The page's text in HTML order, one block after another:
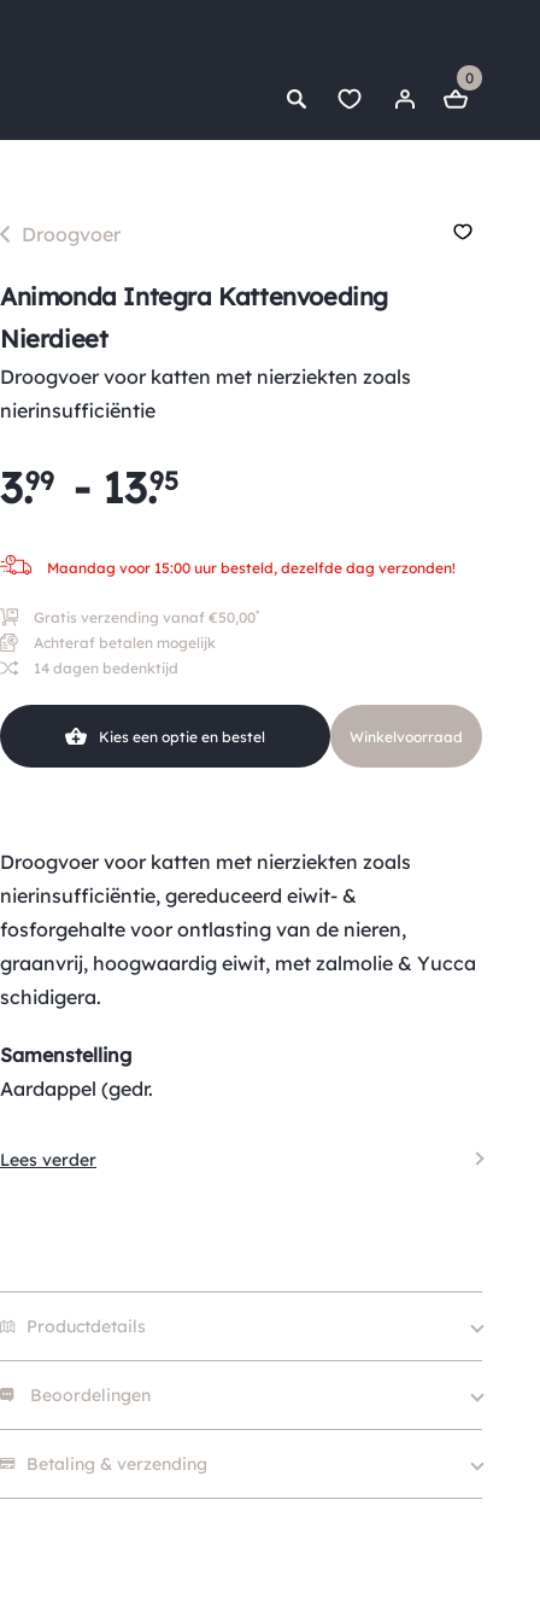
0
Droogvoer
Animonda Integra Kattenvoeding
Nierdieet
Droogvoer voor katten met nierziekten zoals
nierinsufficiëntie
3.
99 - 13.
95
Maandag voor 15:00 uur besteld, dezelfde dag verzonden!
Gratis verzending vanaf €50,00*
Achteraf betalen mogelijk
14 dagen bedenktijd
Kies een optie en bestel Winkelvoorraad
Droogvoer voor katten met nierziekten zoals
nierinsufficiëntie, gereduceerd eiwit- &
fosforgehalte voor ontlasting van de nieren,
graanvrij, hoogwaardig eiwit, met zalmolie & Yucca
schidigera.
Samenstelling
Aardappel (gedr.
Lees verder
Productdetails
Size
Merk
Animonda
Levensfase
Eiwitbron
Gevogelte
Beoordelingen
Betaling & verzending